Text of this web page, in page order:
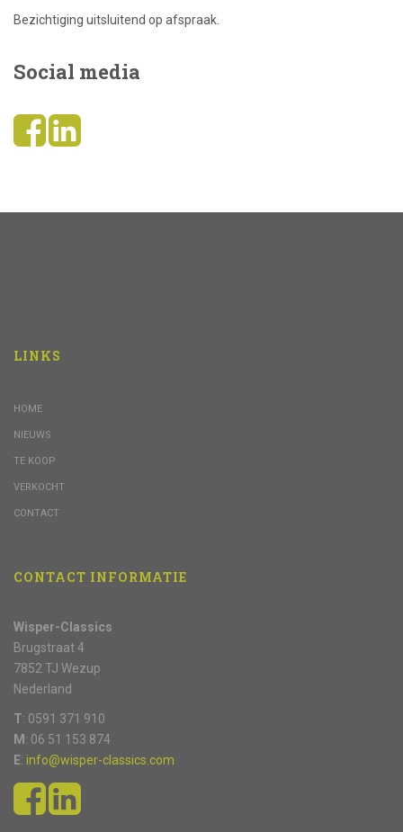
Bezichtiging uitsluitend op afspraak.
Social media
LINKS
HOME
NIEUWS
TE KOOP
VERKOCHT
CONTACT
CONTACT INFORMATIE
Wisper-Classics
Brugstraat 4
7852 TJ Wezup
Nederland
T: 0591 371 910
M : 06 51 153 874
E: info@wisper-classics.com